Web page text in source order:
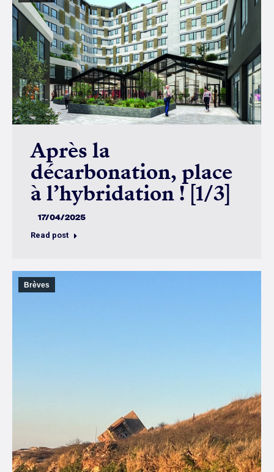
Après la
décarbonation, place
à l’hybridation ! [1/3]
17/04/2025
Read post
Brèves